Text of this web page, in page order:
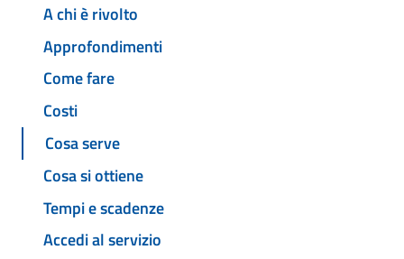
A chi è rivolto
Approfondimenti
Come fare
Costi
Cosa serve
Cosa si ottiene
Tempi e scadenze
Accedi al servizio